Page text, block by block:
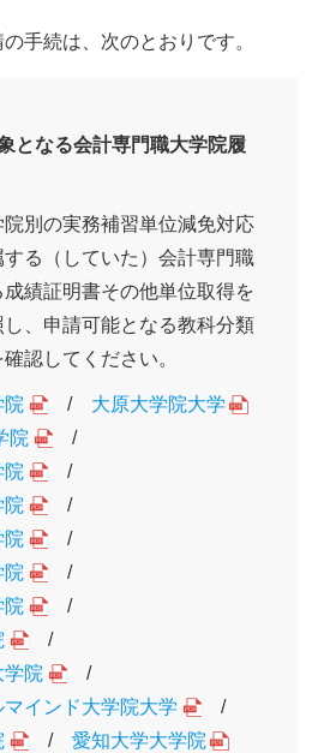
手続は、次のとおりです。
となる会計専門職大学院履
院別の実務補習単位減免対応
る（していた）会計専門職
績証明書その他単位取得を
、申請可能となる教科分類
認してください。
院 / 大原大学院大学
院
/
院
/
院
/
院
/
院
/
院
/
/
学院
/
インド大学院大学
/
/ 愛知大学大学院